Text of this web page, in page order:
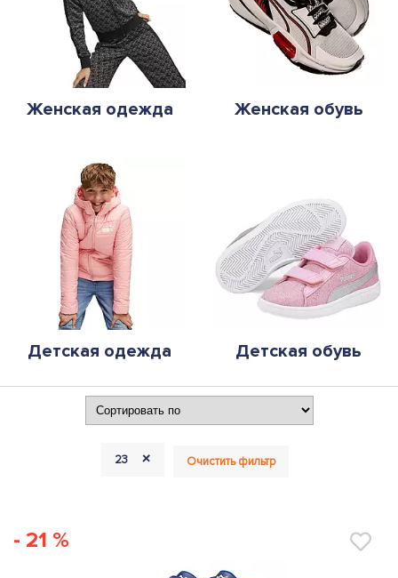
Женская одежда Женская обувь
Детская одежда Детская обувь
23 + Очистить фильтр
- 21 %